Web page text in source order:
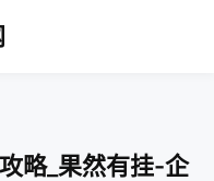
略_果然有挂-企